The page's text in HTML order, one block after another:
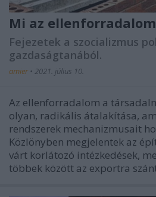
Mi az
Fejezetek a szocializmus
gazdaságtanából.
amier • 2021. július 10.
Az ellenforradalom a
olyan, radikális átalakítása,
rendszerek mechanizmusait
Közlönyben megjelentek az
várt korlátozó intézkedések,
többek között az exportra